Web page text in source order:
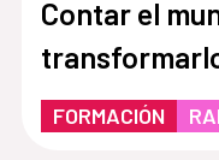
Contar el
FORMACIÓN